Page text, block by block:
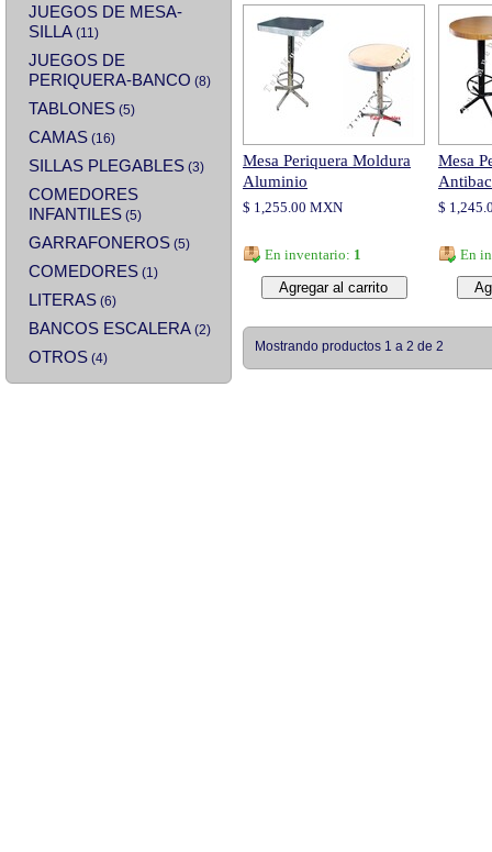
JUEGOS DE MESA-
SILLA (11)
JUEGOS DE
PERIQUERA-BANCO (8)
TABLONES (5)
CAMAS (16)
SILLAS PLEGABLES (3)
COMEDORES
INFANTILES (5)
GARRAFONEROS (5)
COMEDORES (1)
LITERAS (6)
BANCOS ESCALERA (2)
OTROS (4)
Mesa Periquera Moldura
Aluminio
$ 1,255.00 MXN
En inventario: 1
Mesa
$
En
Mostrando productos 1 a 2 de 2